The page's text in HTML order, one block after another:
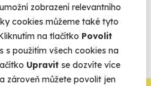
zobrazení relevantního
cookies můžeme také tyto
na tlačítko Povolit
s použitím všech cookies na
Upravit se dozvíte více
zároveň můžete povolit jen
nejvyšší
zážitkových